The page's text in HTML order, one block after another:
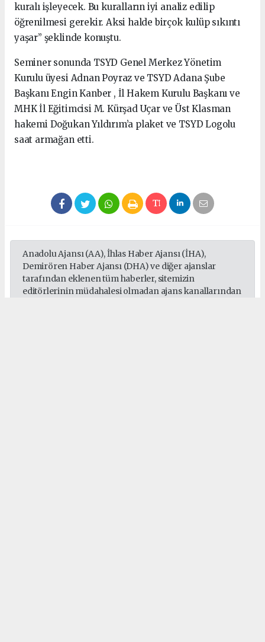
kuralı işleyecek. Bu kuralların iyi analiz edilip
öğrenilmesi gerekir. Aksi halde birçok kulüp sıkıntı
yaşar” şeklinde konuştu.
Seminer sonunda TSYD Genel Merkez Yönetim
Kurulu üyesi Adnan Poyraz ve TSYD Adana Şube
Başkanı Engin Kanber , İl Hakem Kurulu Başkanı ve
MHK İl Eğitimcisi M. Kürşad Uçar ve Üst Klasman
hakemi Doğukan Yıldırım’a plaket ve TSYD Logolu
saat armağan etti.
Anadolu Ajansı (AA), İhlas Haber Ajansı (İHA),
Demirören Haber Ajansı (DHA) ve diğer ajanslar
tarafından eklenen tüm haberler, sitemizin
editörlerinin müdahalesi olmadan ajans kanallarından